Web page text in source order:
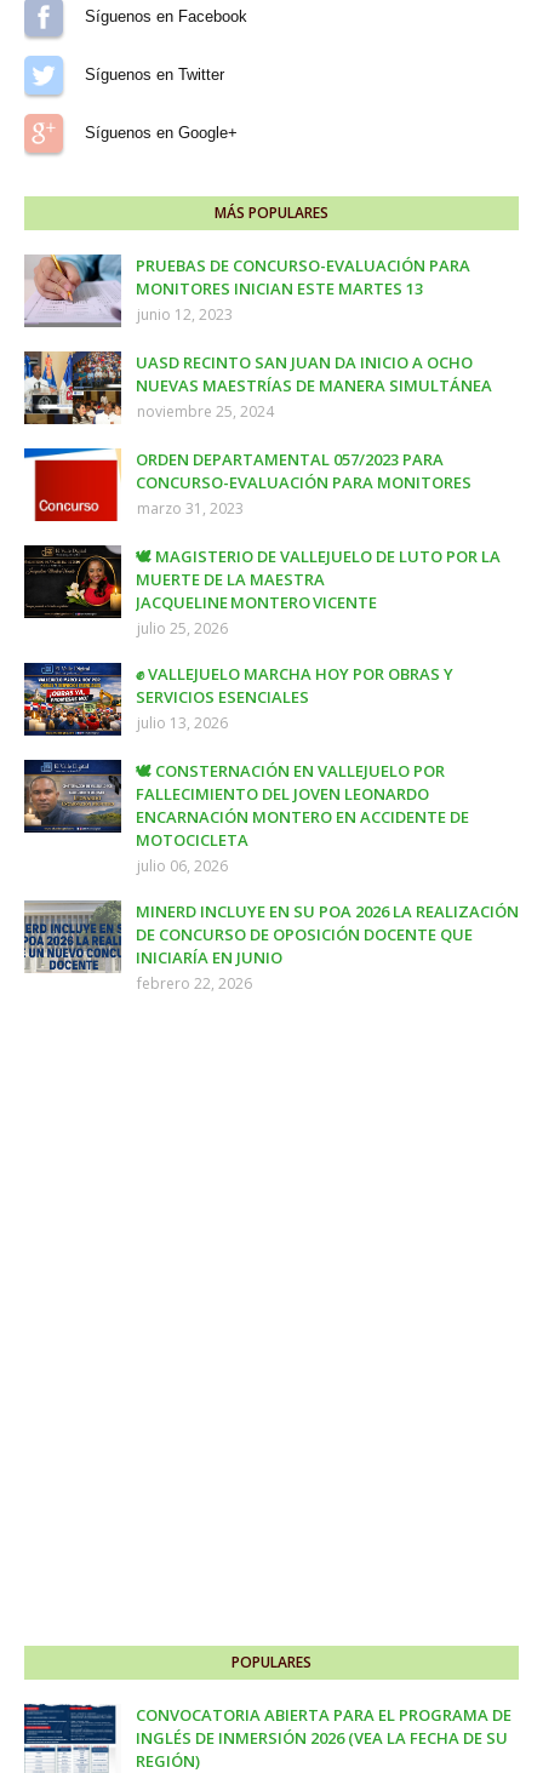
Síguenos en Facebook
Síguenos en Twitter
Síguenos en Google+
MÁS POPULARES
PRUEBAS DE CONCURSO-EVALUACIÓN PARA
MONITORES INICIAN ESTE MARTES 13
junio 12, 2023
UASD RECINTO SAN JUAN DA INICIO A OCHO
NUEVAS MAESTRÍAS DE MANERA SIMULTÁNEA
noviembre 25, 2024
ORDEN DEPARTAMENTAL 057/2023 PARA
CONCURSO-EVALUACIÓN PARA MONITORES
marzo 31, 2023
🕊️ MAGISTERIO DE VALLEJUELO DE LUTO POR LA
MUERTE DE LA MAESTRA
JACQUELINE MONTERO VICENTE
julio 25, 2026
✊ VALLEJUELO MARCHA HOY POR OBRAS Y
SERVICIOS ESENCIALES
julio 13, 2026
🕊️ CONSTERNACIÓN EN VALLEJUELO POR
FALLECIMIENTO DEL JOVEN LEONARDO
ENCARNACIÓN MONTERO EN ACCIDENTE DE
MOTOCICLETA
julio 06, 2026
MINERD INCLUYE EN SU POA 2026 LA REALIZACIÓN
DE CONCURSO DE OPOSICIÓN DOCENTE QUE
INICIARÍA EN JUNIO
febrero 22, 2026
POPULARES
CONVOCATORIA ABIERTA PARA EL PROGRAMA DE
INGLÉS DE INMERSIÓN 2026 (VEA LA FECHA DE SU
REGIÓN)